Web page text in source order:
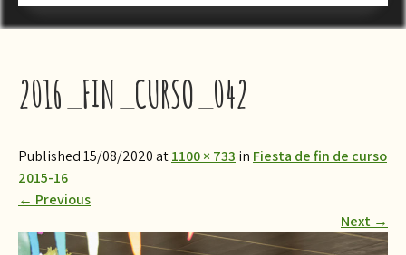
2016_FIN_CURSO_042
Published 15/08/2020 at1100 × 733 in ​Fiesta de fin de curso
2015-16
← Previous
Next →